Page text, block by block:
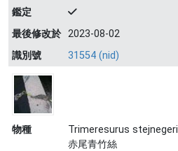
鑑定
最後修改於 2023-08-02
識別號
31554 (nid)
物種
Trimeresurus stejnegeri
赤尾青竹絲